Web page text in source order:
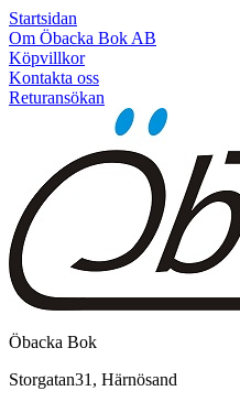
Startsidan
Om Öbacka Bok AB
Köpvillkor
Kontakta oss
Returansökan
Öbacka Bok
Storgatan31, Härnösand